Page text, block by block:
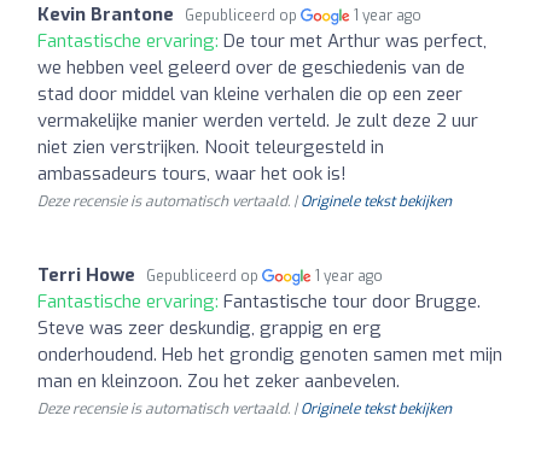
Kevin Brantone Gepubliceerd op 1 year ago
Fantastische ervaring: De tour met Arthur was perfect,
we hebben veel geleerd over de geschiedenis van de
stad door middel van kleine verhalen die op een zeer
vermakelijke manier werden verteld. Je zult deze 2 uur
niet zien verstrijken. Nooit teleurgesteld in
ambassadeurs tours, waar het ook is!
Deze recensie is automatisch vertaald. |Originele tekst bekijken
Terri Howe Gepubliceerd op 1 year ago
Fantastische ervaring: Fantastische tour door Brugge.
Steve was zeer deskundig, grappig en erg
onderhoudend. Heb het grondig genoten samen met mijn
man en kleinzoon. Zou het zeker aanbevelen.
Deze recensie is automatisch vertaald. |Originele tekst bekijken